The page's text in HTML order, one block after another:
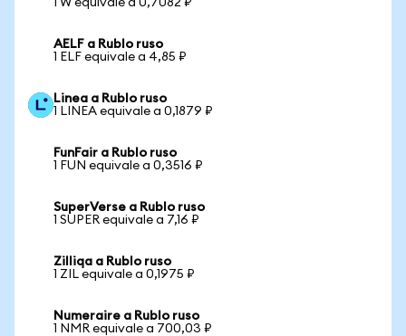
1 W equivale a 0,7082 ₽
AELF a Rublo ruso
1 ELF equivale a 4,85 ₽
Linea a Rublo ruso
1 LINEA equivale a 0,1879 ₽
FunFair a Rublo ruso
1 FUN equivale a 0,3516 ₽
SuperVerse a Rublo ruso
1 SUPER equivale a 7,16 ₽
Zilliqa a Rublo ruso
1 ZIL equivale a 0,1975 ₽
Numeraire a Rublo ruso
1 NMR equivale a 700,03 ₽